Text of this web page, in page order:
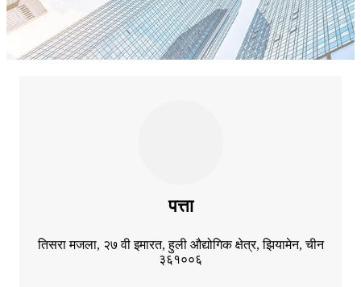
पत्ता
तिसरा मजला, २७ वी इमारत, हुली औद्योगिक क्षेत्र, झियामेन, चीन
३६१००६